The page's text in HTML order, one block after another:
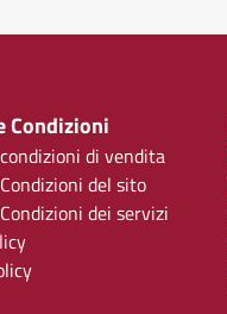
Condizioni
di vendita
del sito
dei servizi